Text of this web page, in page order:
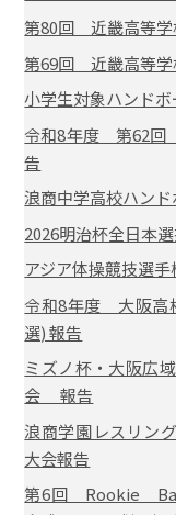
第80回 近畿高等
第69回 近畿高等学
小学生対象ハンド
令和8年度 第62回
告
浪商中学高校ハン
2026明治杯全日本
アジア体操競技選
令和8年度 大阪高
選) 報告
ミズノ杯・大阪広
会 報告
浪商学園レスリン
大会報告
第6回 Rookie